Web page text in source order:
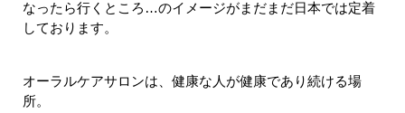
なったら行くところ…のイメージがまだまだ日本では定着
しております。
オーラルケアサロンは、健康な人が健康であり続ける場
所。